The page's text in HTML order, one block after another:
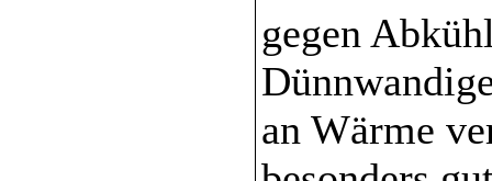
gegen
an Wärme